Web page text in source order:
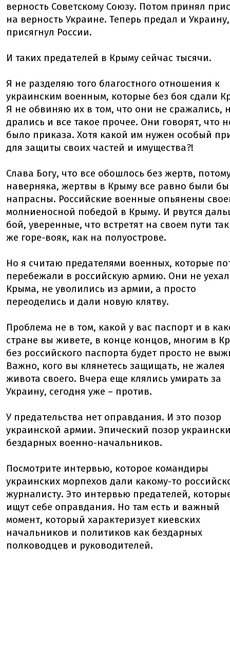
верность Советскому Союзу. Потом принял
на верность Украине. Теперь предал и Украину,
присягнул России.
И таких предателей в Крыму сейчас тысячи.
Я не разделяю того благостного отношения к
украинским военным, которые без боя сдали
Я не обвиняю их в том, что они не сражались,
дрались и все такое прочее. Они говорят, что
было приказа. Хотя какой им нужен особый
для защиты своих частей и имущества?!
Слава Богу, что все обошлось без жертв,
наверняка, жертвы в Крыму все равно были бы
напрасны. Российские военные опьянены
молниеносной победой в Крыму. И рвутся
бой, уверенные, что встретят на своем пути
же горе-вояк, как на полуострове.
Но я считаю предателями военных, которые
перебежали в российскую армию. Они не
Крыма, не уволились из армии, а просто
переоделись и дали новую клятву.
Проблема не в том, какой у вас паспорт и в
стране вы живете, в конце концов, многим в
без российского паспорта будет просто не
Важно, кого вы клянетесь защищать, не жалея
живота своего. Вчера еще клялись умирать за
Украину, сегодня уже – против.
У предательства нет оправдания. И это позор
украинской армии. Эпический позор
бездарных военно-начальников.
Посмотрите интервью, которое командиры
украинских морпехов дали какому-то
журналисту. Это интервью предателей,
ищут себе оправдания. Но там есть и важный
момент, который характеризует киевских
начальников и политиков как бездарных
полководцев и руководителей.